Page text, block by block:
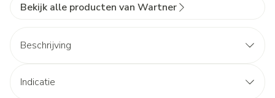
Bekijk alle producten van Wartner
Beschrijving
Indicatie